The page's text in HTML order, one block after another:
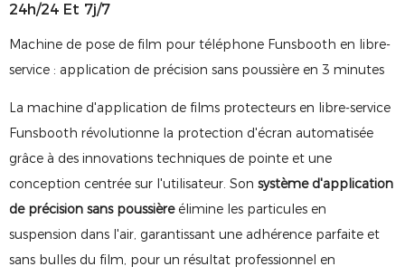
24h/24 Et 7j/7
Machine de pose de film pour téléphone Funsbooth en libre-
service : application de précision sans poussière en 3 minutes
La machine d'application de films protecteurs en libre-service
Funsbooth révolutionne la protection d'écran automatisée
grâce à des innovations techniques de pointe et une
conception centrée sur l'utilisateur. Son système d'application
de précision sans poussièreélimine les particules en
suspension dans l'air, garantissant une adhérence parfaite et
sans bulles du film, pour un résultat professionnel en